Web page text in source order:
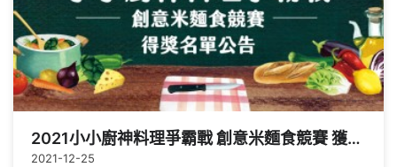
2021小小廚神料理爭霸戰 創意米麵食競賽 獲獎公告
2021-12-25